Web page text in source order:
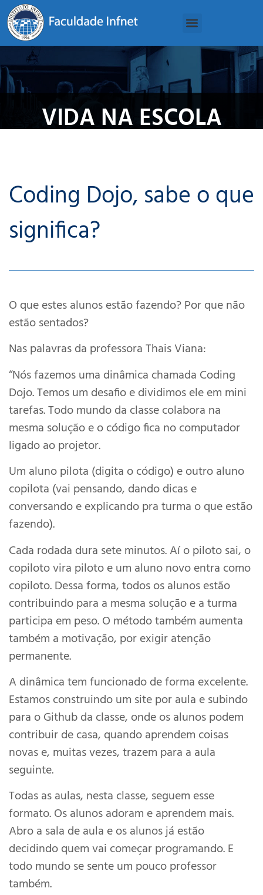
VIDA NA ESCOLA
Coding Dojo, sabe o que
significa?
O que estes alunos estão fazendo? Por que não
estão sentados?
Nas palavras da professora Thais Viana:
“Nós fazemos uma dinâmica chamada Coding
Dojo. Temos um desafio e dividimos ele em mini
tarefas. Todo mundo da classe colabora na
mesma solução e o código fica no computador
ligado ao projetor.
Um aluno pilota (digita o código) e outro aluno
copilota (vai pensando, dando dicas e
conversando e explicando pra turma o que estão
fazendo).
Cada rodada dura sete minutos. Aí o piloto sai, o
copiloto vira piloto e um aluno novo entra como
copiloto. Dessa forma, todos os alunos estão
contribuindo para a mesma solução e a turma
participa em peso. O método também aumenta
também a motivação, por exigir atenção
permanente.
A dinâmica tem funcionado de forma excelente.
Estamos construindo um site por aula e subindo
para o Github da classe, onde os alunos podem
contribuir de casa, quando aprendem coisas
novas e, muitas vezes, trazem para a aula
seguinte.
Todas as aulas, nesta classe, seguem esse
formato. Os alunos adoram e aprendem mais.
Abro a sala de aula e os alunos já estão
decidindo quem vai começar programando. E
todo mundo se sente um pouco professor
também.